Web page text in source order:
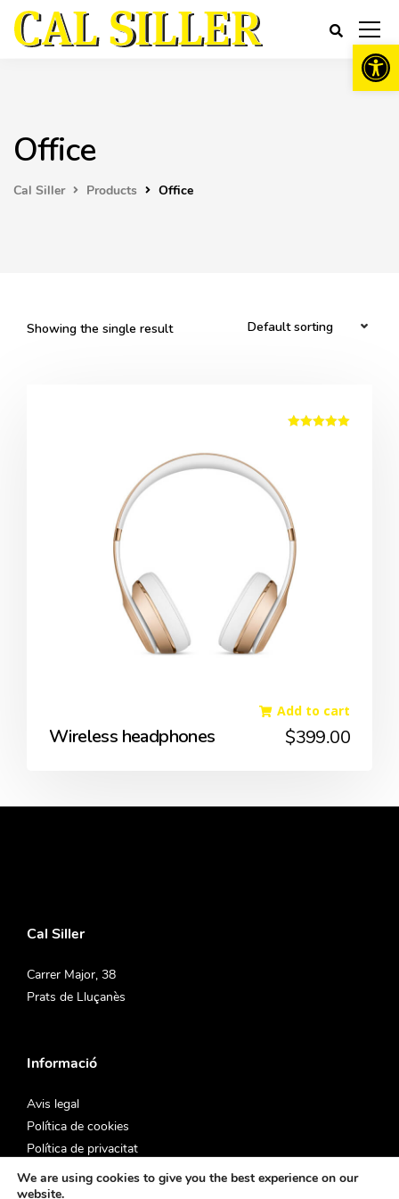
Office
Cal Siller Products Office
Showing the single result
Wireless headphones $399.00
Add to cart
Cal Siller
Carrer Major, 38
Prats de Lluçanès
Informació
Avis legal
Política de cookies
Política de privacitat
Declaració d’accessibilitat
We are using cookies to give you the best experience on our
website.